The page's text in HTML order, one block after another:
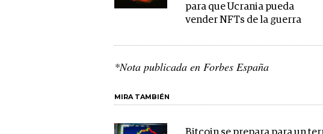
para que Ucrania pueda
vender NFTs de la guerra
*Nota publicada en Forbes España
MIRA TAMBIÉN